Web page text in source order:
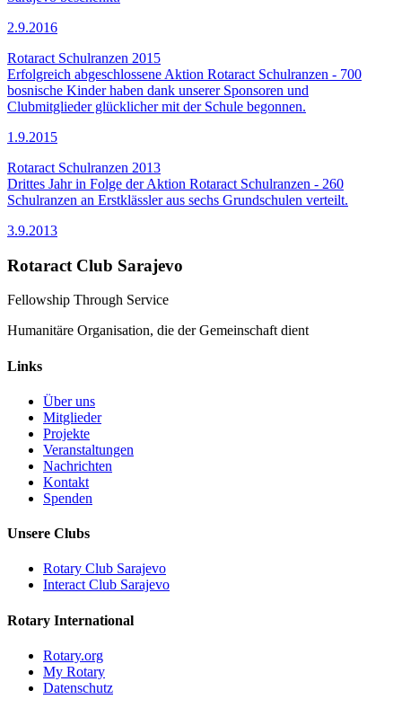
2.9.2016
Rotaract Schulranzen 2015
Erfolgreich abgeschlossene Aktion Rotaract Schulranzen - 700
bosnische Kinder haben dank unserer Sponsoren und
Clubmitglieder glücklicher mit der Schule begonnen.
1.9.2015
Rotaract Schulranzen 2013
Drittes Jahr in Folge der Aktion Rotaract Schulranzen - 260
Schulranzen an Erstklässler aus sechs Grundschulen verteilt.
3.9.2013
Rotaract Club Sarajevo
Fellowship Through Service
Humanitäre Organisation, die der Gemeinschaft dient
Links
Über uns
Mitglieder
Projekte
Veranstaltungen
Nachrichten
Kontakt
Spenden
Unsere Clubs
Rotary Club Sarajevo
Interact Club Sarajevo
Rotary International
Rotary.org
My Rotary
Datenschutz